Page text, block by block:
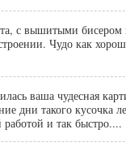
с вышитыми бисером
Чудо как
ваша чудесная
дни такого кусочка
и так быстро....